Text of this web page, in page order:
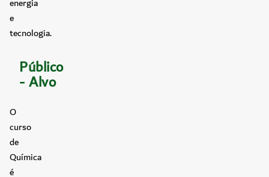
e
tecnologia.
Público
- Alvo
O
curso
de
Química
é